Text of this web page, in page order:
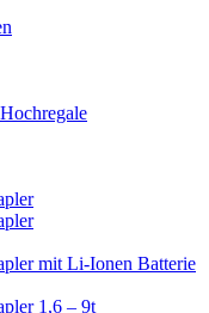
mit Li-Ionen Batterie
1,6 – 9t